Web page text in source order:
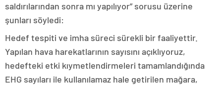
saldırılarından sonra mı yapılıyor” sorusu üzerine
şunları söyledi:
Hedef tespiti ve imha süreci sürekli bir faaliyettir.
Yapılan hava harekatlarının sayısını açıklıyoruz,
hedefteki etki kıymetlendirmeleri tamamlandığında
EHG sayıları ile kullanılamaz hale getirilen mağara,